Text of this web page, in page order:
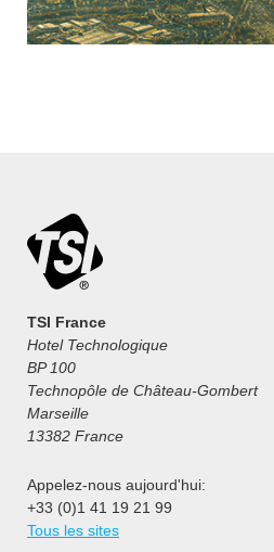
TSI France
Hotel Technologique
BP 100
Technopôle de Château-Gombert
Marseille
13382 France
Appelez-nous aujourd'hui:
+33 (0)1 41 19 21 99
Tous les sites